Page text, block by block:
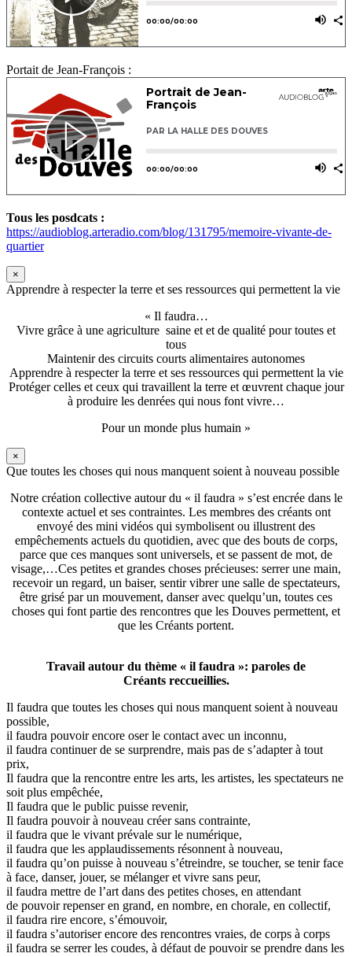
Portait de Jean-François :
Tous les posdcats :
https://audioblog.arteradio.com/blog/131795/memoire-vivante-de-
quartier
×
Apprendre à respecter la terre et ses ressources qui permettent la vie
« Il faudra…
Vivre grâce à une agriculture saine et et de qualité pour toutes et
tous
Maintenir des circuits courts alimentaires autonomes
Apprendre à respecter la terre et ses ressources qui permettent la vie
Protéger celles et ceux qui travaillent la terre et œuvrent chaque jour
à produire les denrées qui nous font vivre…
Pour un monde plus humain »
×
Que toutes les choses qui nous manquent soient à nouveau possible
Notre création collective autour du « il faudra » s’est encrée dans le
contexte actuel et ses contraintes. Les membres des créants ont
envoyé des mini vidéos qui symbolisent ou illustrent des
empêchements actuels du quotidien, avec que des bouts de corps,
parce que ces manques sont universels, et se passent de mot, de
visage,…Ces petites et grandes choses précieuses: serrer une main,
recevoir un regard, un baiser, sentir vibrer une salle de spectateurs,
être grisé par un mouvement, danser avec quelqu’un, toutes ces
choses qui font partie des rencontres que les Douves permettent, et
que les Créants portent.
Travail autour du thème « il faudra »: paroles de
Créants reccueillies.
Il faudra que toutes les choses qui nous manquent soient à nouveau
possible,
il faudra pouvoir encore oser le contact avec un inconnu,
il faudra continuer de se surprendre, mais pas de s’adapter à tout
prix,
Il faudra que la rencontre entre les arts, les artistes, les spectateurs ne
soit plus empêchée,
Il faudra que le public puisse revenir,
Il faudra pouvoir à nouveau créer sans contrainte,
il faudra que le vivant prévale sur le numérique,
il faudra que les applaudissements résonnent à nouveau,
il faudra qu’on puisse à nouveau s’étreindre, se toucher, se tenir face
à face, danser, jouer, se mélanger et vivre sans peur,
il faudra mettre de l’art dans des petites choses, en attendant
de pouvoir repenser en grand, en nombre, en chorale, en collectif,
il faudra rire encore, s’émouvoir,
il faudra s’autoriser encore des rencontres vraies, de corps à corps
il faudra se serrer les coudes, à défaut de pouvoir se prendre dans les